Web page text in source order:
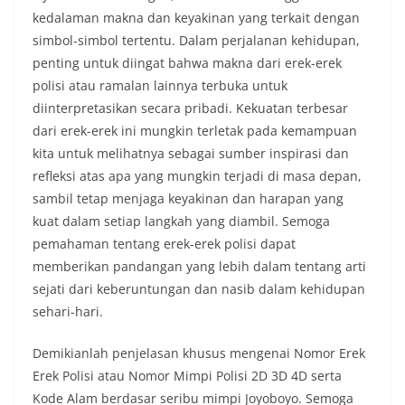
kedalaman makna dan keyakinan yang terkait dengan
simbol-simbol tertentu. Dalam perjalanan kehidupan,
penting untuk diingat bahwa makna dari erek-erek
polisi atau ramalan lainnya terbuka untuk
diinterpretasikan secara pribadi. Kekuatan terbesar
dari erek-erek ini mungkin terletak pada kemampuan
kita untuk melihatnya sebagai sumber inspirasi dan
refleksi atas apa yang mungkin terjadi di masa depan,
sambil tetap menjaga keyakinan dan harapan yang
kuat dalam setiap langkah yang diambil. Semoga
pemahaman tentang erek-erek polisi dapat
memberikan pandangan yang lebih dalam tentang arti
sejati dari keberuntungan dan nasib dalam kehidupan
sehari-hari.
Demikianlah penjelasan khusus mengenai Nomor Erek
Erek Polisi atau Nomor Mimpi Polisi 2D 3D 4D serta
Kode Alam berdasar seribu mimpi Joyoboyo. Semoga